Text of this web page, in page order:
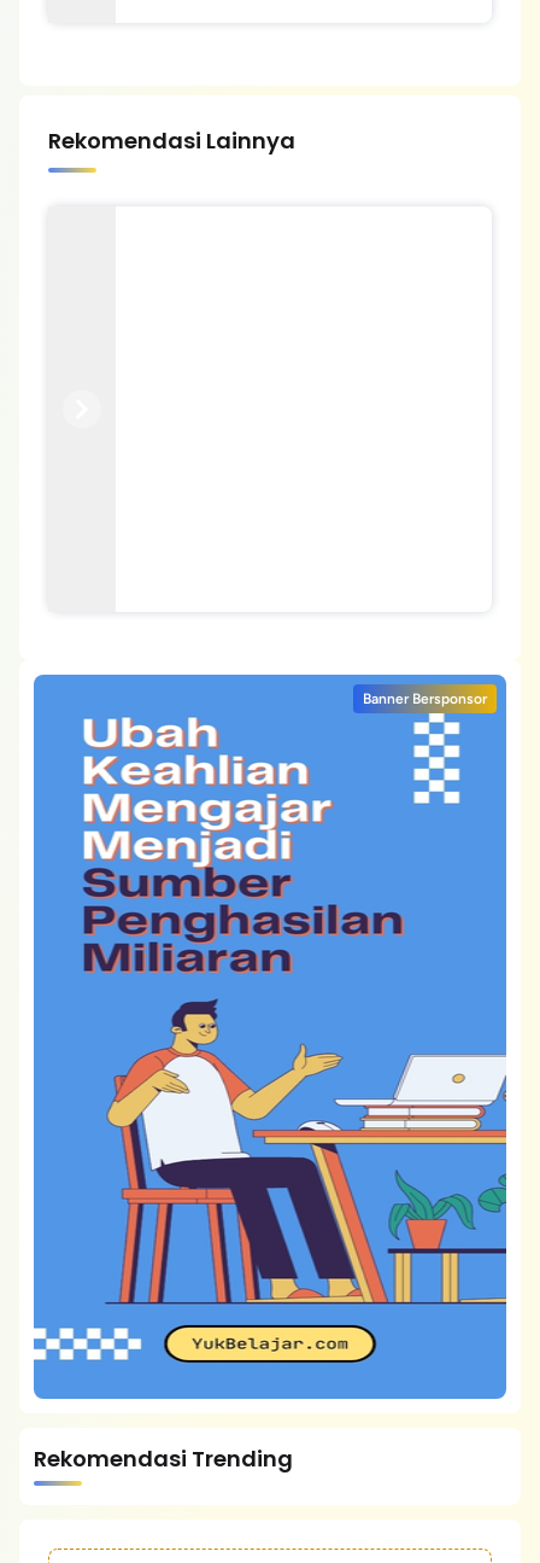
Rekomendasi Lainnya
Banner Bersponsor
Rekomendasi Trending